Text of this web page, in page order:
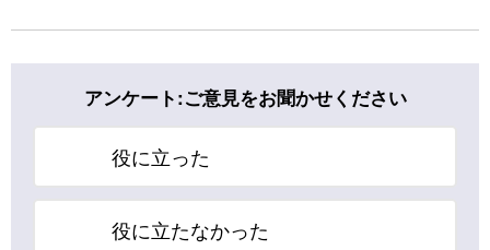
アンケート:ご意見をお聞かせください
役に立った
役に立たなかった